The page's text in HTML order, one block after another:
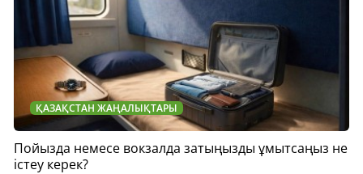
ҚАЗАҚСТАН ЖАҢАЛЫҚТАРЫ
Пойызда немесе вокзалда затыңызды ұмытсаңыз не
істеу керек?